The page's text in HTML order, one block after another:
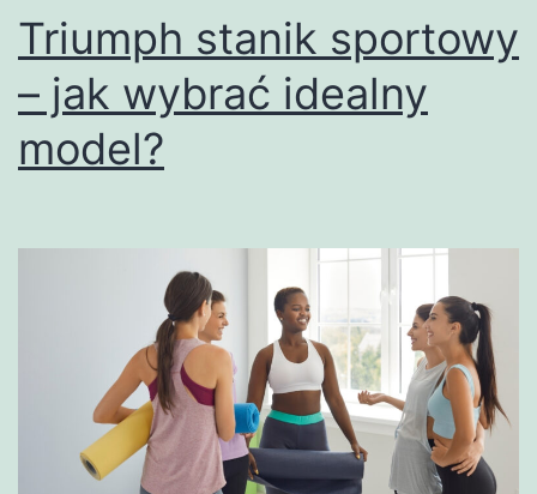
Triumph stanik sportowy
– jak wybrać idealny
model?